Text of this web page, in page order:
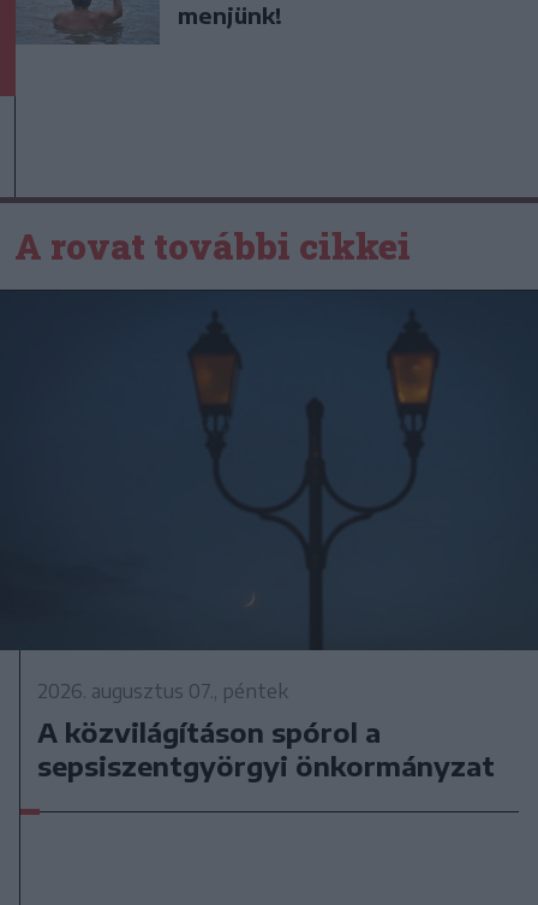
menjünk!
A rovat további cikkei
2026. augusztus 07., péntek
A közvilágításon spórol a
sepsiszentgyörgyi önkormányzat